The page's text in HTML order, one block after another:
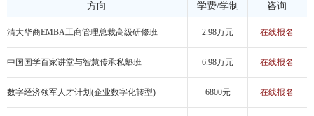
方向 学费/学制 咨询
清大华商EMBA工商管理总裁高级研修班 2.98万元 在线报名
中国国学百家讲堂与智慧传承私塾班 6.98万元 在线报名
数字经济领军人才计划(企业数字化转型) 6800元 在线报名